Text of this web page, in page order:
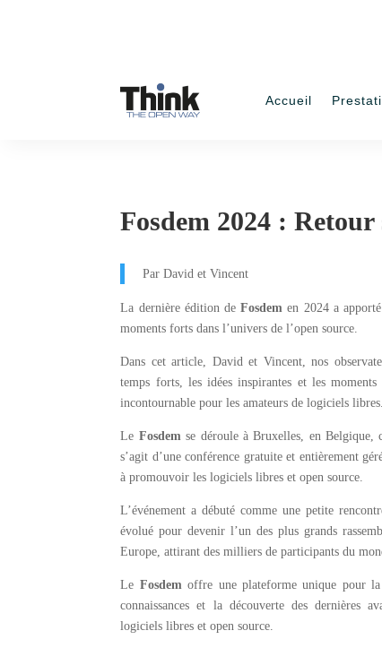
Accueil
Fosdem 2024 :
Par David et Vincent
La dernière édition deFosdem en 2024 a
moments forts dans l’univers de l’open source.
Dans cet article, David et Vincent, nos
temps forts, les idées inspirantes et les moments
incontournable pour les amateurs de logiciels libres.
Le Fosdemse déroule à Bruxelles, en Belgique,
s’agit d’une conférence gratuite et entièrement
à promouvoir les logiciels libres et open source.
L’événement a débuté comme une petite
évolué pour devenir l’un des plus grands
Europe, attirant des milliers de participants du
Le Fosdemoffre une plateforme unique pour
connaissances et la découverte des dernières
logiciels libres et open source.